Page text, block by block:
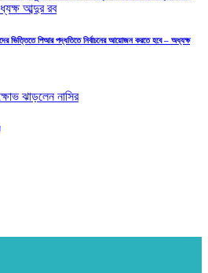
ভিত্তিতে পিআর পদ্ধতিতে নির্বাচনের আয়োজন করতে হবে – অধ্যক্ষ